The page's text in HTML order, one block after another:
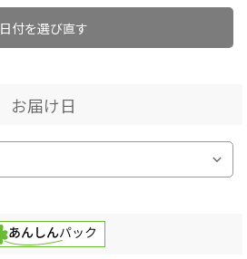
日付を選び直す
お届け日